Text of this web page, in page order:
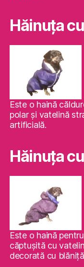
Hăinuţa
Este o haină
polar şi vatelină
artificială.
Hăinuţa
Este o haină
căptuşită cu
decorată cu